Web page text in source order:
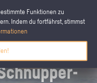
Funktionen zu
Indem du fortfährst, stimmst